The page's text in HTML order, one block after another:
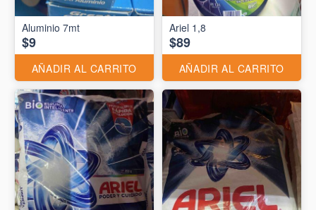
Aluminio 7mt
$9
AÑADIR AL CARRITO
Ariel 1,8
$89
AÑADIR AL CARRITO